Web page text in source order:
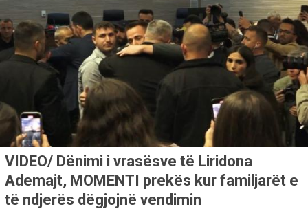
VIDEO/ Dënimi i vrasësve të Liridona
Ademajt, MOMENTI prekës kur familjarët e
të ndjerës dëgjojnë vendimin